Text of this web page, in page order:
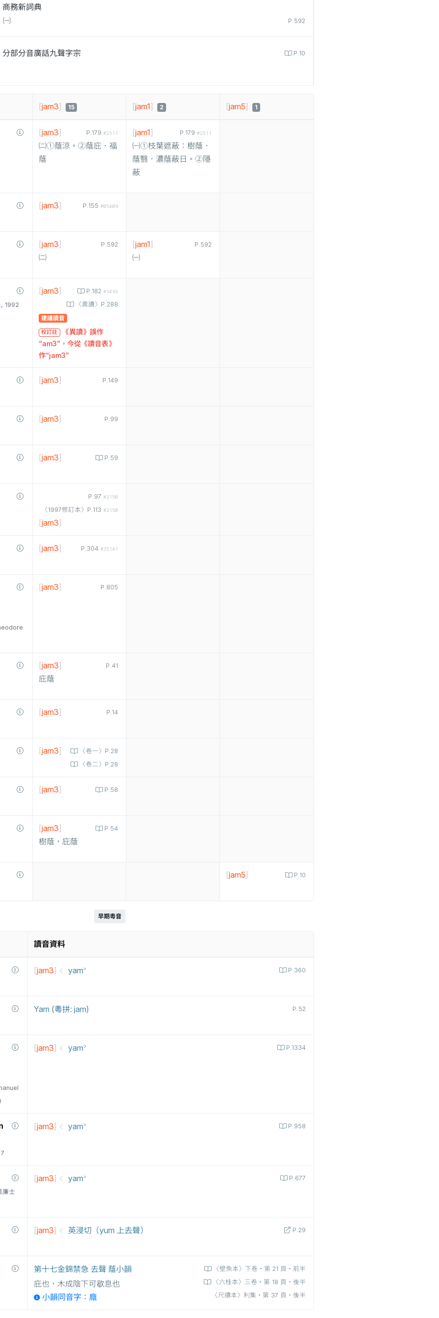
商務新詞典
㈠
P.592
分部分音廣話九聲字宗 P.10
[jam3] 15 [jam1] 2 [jam5] 1
P.179 #2511
[jam3]
㈡①蔭涼。②蔭庇．福
蔭
P.179 #2511
[jam1]
㈠①枝葉遮蔽：樹蔭．
蔭翳．濃蔭蔽日。②隱
蔽
P.155 #05409
[jam3]
P.592
[jam3]
㈡
P.592
[jam1]
㈠
1992
P.182 #3493
〈異讀〉P.288
[jam3]
建議讀音
校訂註 《異讀》誤作
“am3”，今從《讀音表》
作“jam3”
P.149
[jam3]
P.99
[jam3]
P.59
[jam3]
P.97 #2150
〈1997修訂本〉P.113 #2150
[jam3]
P.304 #35141
[jam3]
P.805
[jam3]
P.41
[jam3]
庇蔭
P.14
[jam3]
〈卷一〉P.28
〈卷二〉P.28
[jam3]
P.58
[jam3]
P.54
[jam3]
樹蔭，庇蔭
P.10
[jam5]
早期粵音
讀音資料
P.360
[jam3] yam꜄
P.52
Yam (粵拼: jam)
P.1334
[jam3] yam꜄
P.958
[jam3] yam꜄
廉士
P.677
[jam3] yam꜄
P.29
[jam3] 英浸切（yum 上去聲）
〈壁魚本〉下卷‧第 21 頁‧前半
〈六桂本〉三卷‧第 18 頁‧後半
〈尺牘本〉利集‧第 37 頁‧後半
第十七金錦禁急 去聲 蔭小韻
庇也，木成陰下可歇息也
小韻同音字：廕